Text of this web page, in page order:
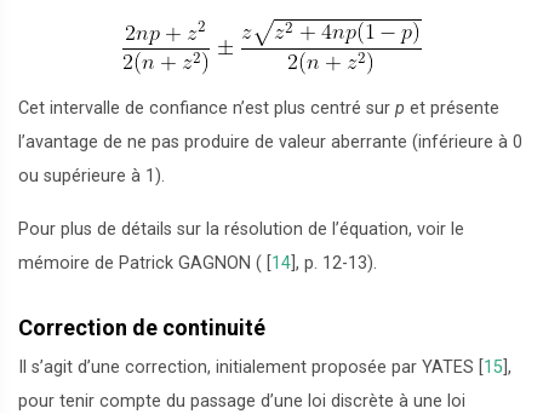
Cet intervalle de confiance n’est plus centré sur p et présente
l’avantage de ne pas produire de valeur aberrante (inférieure à 0
ou supérieure à 1).
Pour plus de détails sur la résolution de l’équation, voir le
mémoire de Patrick GAGNON ( 14 , p. 12-13).
Correction de continuité
Il s’agit d’une correction, initialement proposée par YATES 15 ,
pour tenir compte du passage d’une loi discrète à une loi